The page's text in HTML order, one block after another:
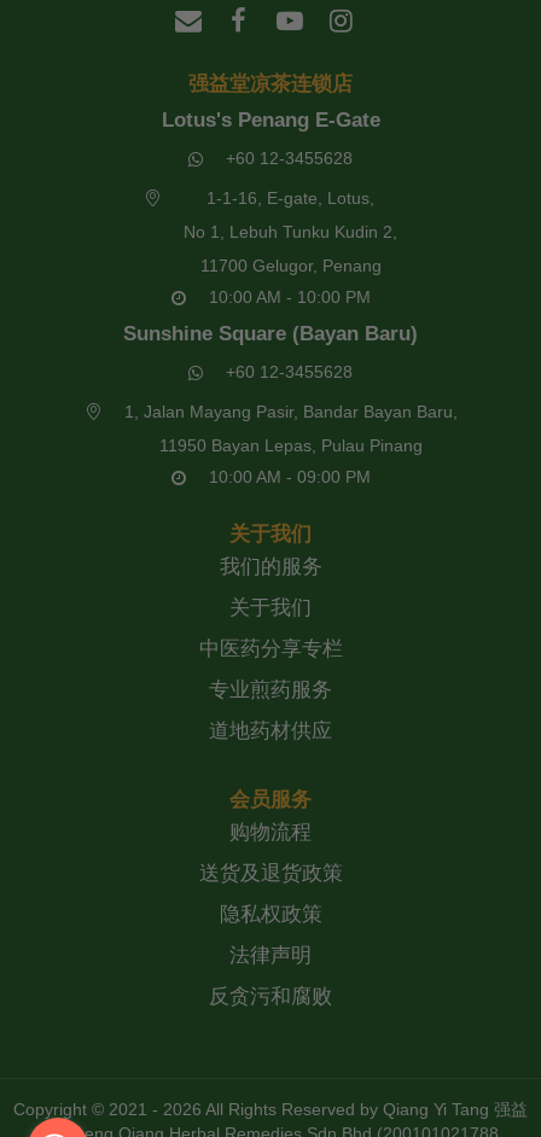
强益堂凉茶连锁店
Lotus's Penang E-Gate
+60 12-3455628
1-1-16, E-gate, Lotus,
No 1, Lebuh Tunku Kudin 2,
11700 Gelugor, Penang
10:00 AM - 10:00 PM
Sunshine Square (Bayan Baru)
+60 12-3455628
1, Jalan Mayang Pasir, Bandar Bayan Baru,
11950 Bayan Lepas, Pulau Pinang
10:00 AM - 09:00 PM
关于我们
我们的服务
关于我们
中医药分享专栏
专业煎药服务
道地药材供应
会员服务
购物流程
送货及退货政策
隐私权政策
法律声明
反贪污和腐败
Copyright © 2021 - 2026 All Rights Reserved by Qiang Yi Tang 强益